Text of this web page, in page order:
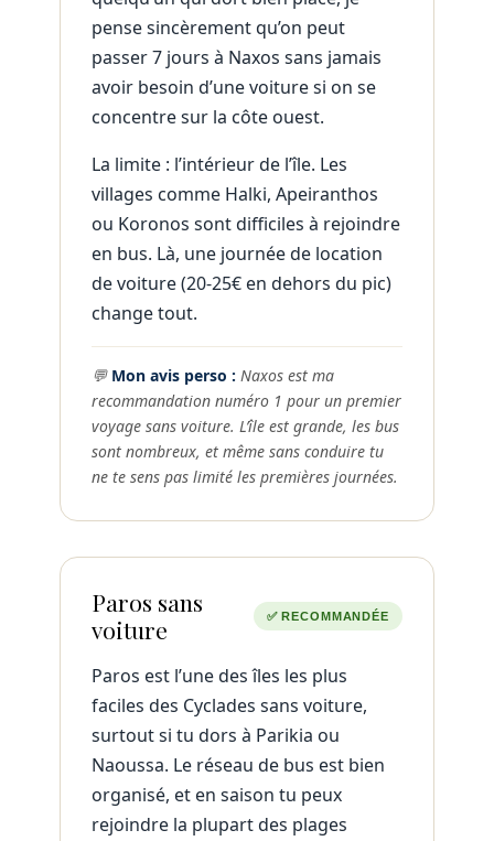
pense sincèrement qu’on peut
passer 7 jours à Naxos sans jamais
avoir besoin d’une voiture si on se
concentre sur la côte ouest.
La limite : l’intérieur de l’île. Les
villages comme Halki, Apeiranthos
ou Koronos sont difficiles à rejoindre
en bus. Là, une journée de location
de voiture (20-25€ en dehors du pic)
change tout.
💬 Mon avis perso : Naxos est ma
recommandation numéro 1 pour un premier
voyage sans voiture. L’île est grande, les bus
sont nombreux, et même sans conduire tu
ne te sens pas limité les premières journées.
Paros sans
voiture
✅ RECOMMANDÉE
Paros est l’une des îles les plus
faciles des Cyclades sans voiture,
surtout si tu dors à Parikia ou
Naoussa. Le réseau de bus est bien
organisé, et en saison tu peux
rejoindre la plupart des plages